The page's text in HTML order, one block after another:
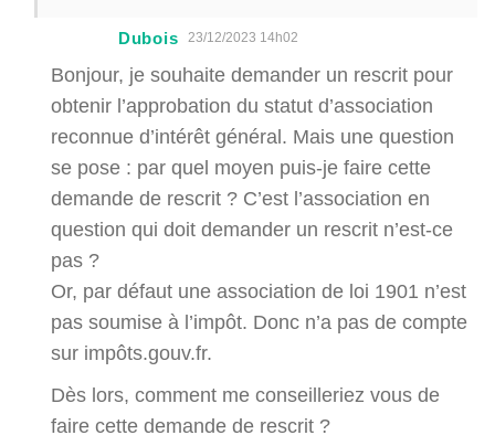
Dubois 23/12/2023 14h02
Bonjour, je souhaite demander un rescrit pour
obtenir l’approbation du statut d’association
reconnue d’intérêt général. Mais une question
se pose : par quel moyen puis-je faire cette
demande de rescrit ? C’est l’association en
question qui doit demander un rescrit n’est-ce
pas ?
Or, par défaut une association de loi 1901 n’est
pas soumise à l’impôt. Donc n’a pas de compte
sur impôts.gouv.fr.
Dès lors, comment me conseilleriez vous de
faire cette demande de rescrit ?